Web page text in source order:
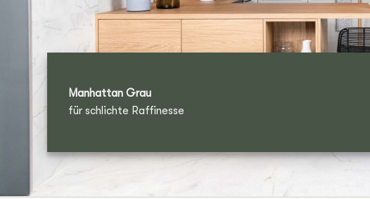
Manhattan Grau
für schlichte Raffinesse